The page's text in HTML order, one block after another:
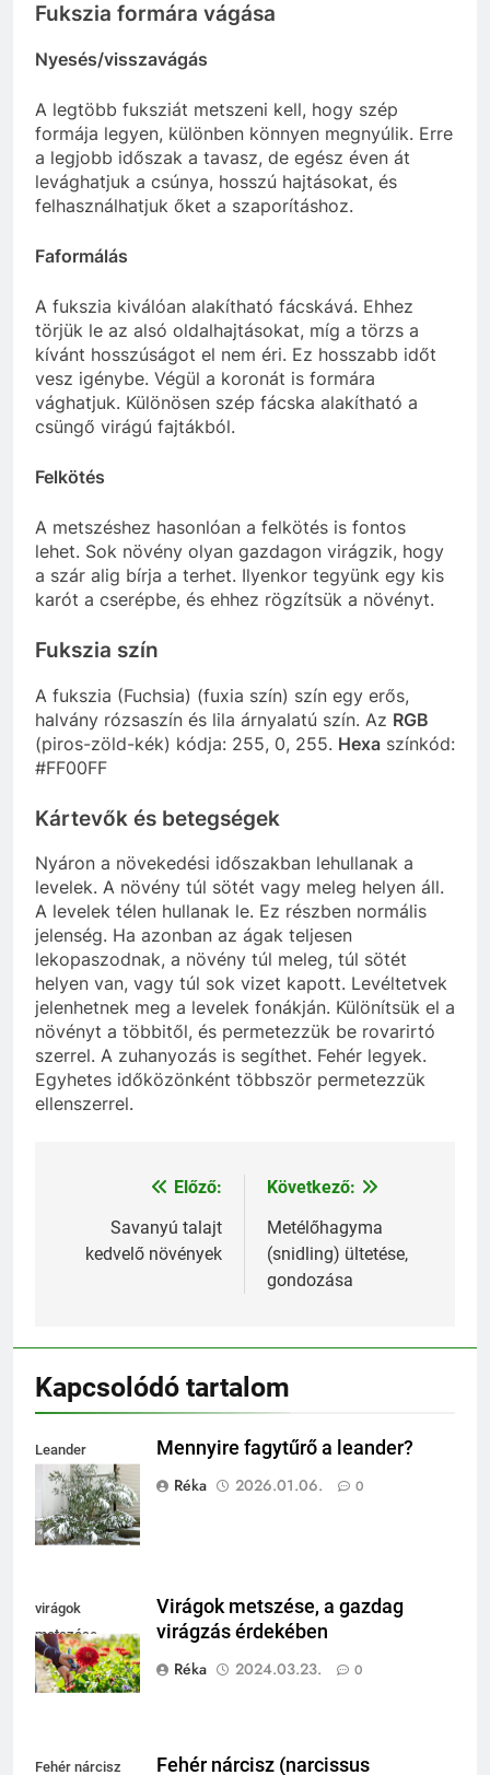
Fukszia formára vágása
Nyesés/visszavágás
A legtöbb fuksziát metszeni kell, hogy szép
formája legyen, különben könnyen megnyúlik. Erre
a legjobb időszak a tavasz, de egész éven át
levághatjuk a csúnya, hosszú hajtásokat, és
felhasználhatjuk őket a szaporításhoz.
Faformálás
A fukszia kiválóan alakítható fácskává. Ehhez
törjük le az alsó oldalhajtásokat, míg a törzs a
kívánt hosszúságot el nem éri. Ez hosszabb időt
vesz igénybe. Végül a koronát is formára
vághatjuk. Különösen szép fácska alakítható a
csüngő virágú fajtákból.
Felkötés
A metszéshez hasonlóan a felkötés is fontos
lehet. Sok növény olyan gazdagon virágzik, hogy
a szár alig bírja a terhet. Ilyenkor tegyünk egy kis
karót a cserépbe, és ehhez rögzítsük a növényt.
Fukszia szín
A fukszia (Fuchsia) (fuxia szín) szín egy erős,
halvány rózsaszín és lila árnyalatú szín. Az RGB
(piros-zöld-kék) kódja: 255, 0, 255. Hexa színkód:
#FF00FF
Kártevők és betegségek
Nyáron a növekedési időszakban lehullanak a
levelek. A növény túl sötét vagy meleg helyen áll.
A levelek télen hullanak le. Ez részben normális
jelenség. Ha azonban az ágak teljesen
lekopaszodnak, a növény túl meleg, túl sötét
helyen van, vagy túl sok vizet kapott. Levéltetvek
jelenhetnek meg a levelek fonákján. Különítsük el a
növényt a többitől, és permetezzük be rovarirtó
szerrel. A zuhanyozás is segíthet. Fehér legyek.
Egyhetes időközönként többször permetezzük
ellenszerrel.
Bejegyzés
navigáció
Előző:
Savanyú talajt
kedvelő növények
Következő:
Metélőhagyma
(snidling) ültetése,
gondozása
Kapcsolódó tartalom
Leander
fagytűrése
Mennyire fagytűrő a leander?
Réka
2026.01.06. 0
virágok
metszése
Virágok metszése, a gazdag
virágzás érdekében
Réka
2024.03.23. 0
Fehér nárcisz
Fehér nárcisz (narcissus